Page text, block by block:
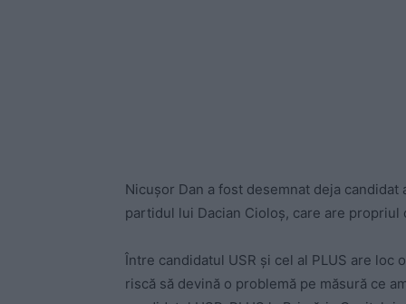
Nicuşor Dan a fost desemnat deja candidat
partidul lui Dacian Cioloş, care are propriul
Între candidatul USR şi cel al PLUS are
riscă să devină o problemă pe măsură ce